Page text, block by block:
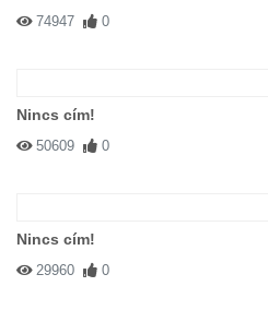
74947 0
Nincs cím!
50609 0
Nincs cím!
29960 0